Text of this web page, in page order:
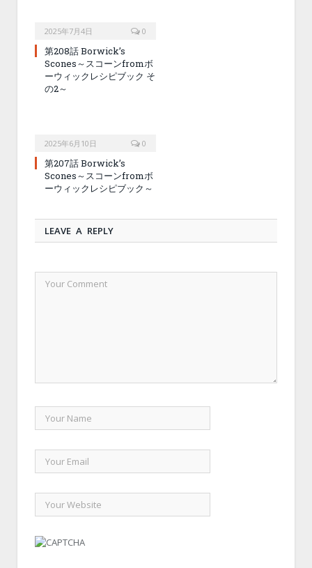
2025年7月4日 0
第208話 Borwick’s
Scones～スコーンfromボ
ーウィックレシピブック そ
の2～
2025年6月10日 0
第207話 Borwick’s
Scones～スコーンfromボ
ーウィックレシピブック～
LEAVE A REPLY